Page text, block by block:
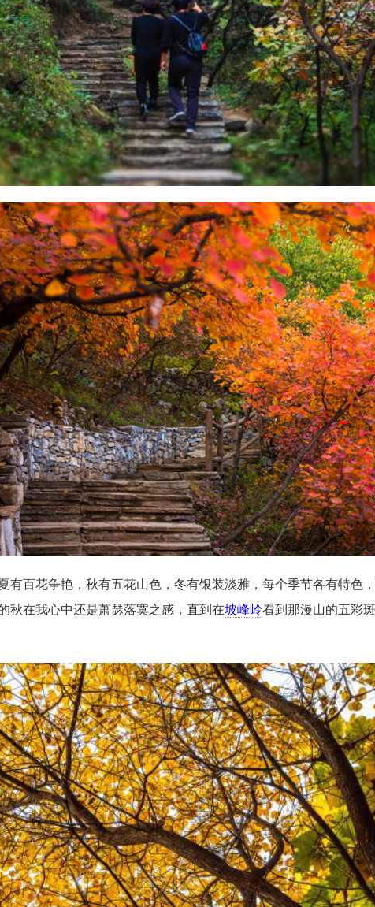
有百花争艳，秋有五花山色，冬有银装淡雅，每个季节各有特色
秋在我心中还是萧瑟落寞之感，直到在坡峰岭看到那漫山的五彩